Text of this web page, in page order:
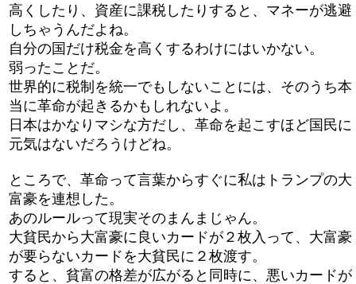
高くしたり、資産に課税したりすると、マネーが逃避
しちゃうんだよね。
自分の国だけ税金を高くするわけにはいかない。
弱ったことだ。
世界的に税制を統一でもしないことには、そのうち本
当に革命が起きるかもしれないよ。
日本はかなりマシな方だし、革命を起こすほど国民に
元気はないだろうけどね。
ところで、革命って言葉からすぐに私はトランプの大
富豪を連想した。
あのルールって現実そのまんまじゃん。
大貧民から大富豪に良いカードが２枚入って、大富豪
が要らないカードを大貧民に２枚渡す。
すると、貧富の格差が広がると同時に、悪いカードが